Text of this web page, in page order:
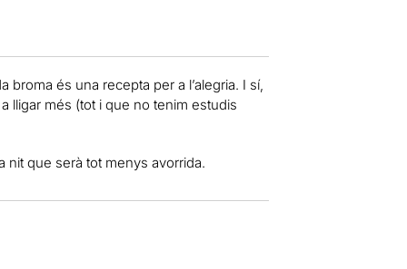
és una recepta per a l’alegria. I sí,
lligar més (tot i que no tenim estudis
nit que serà tot menys avorrida.